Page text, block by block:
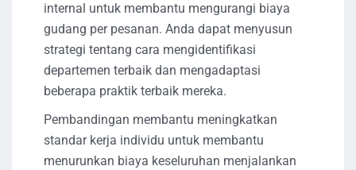
internal untuk membantu mengurangi biaya
gudang per pesanan. Anda dapat menyusun
strategi tentang cara mengidentifikasi
departemen terbaik dan mengadaptasi
beberapa praktik terbaik mereka.
Pembandingan membantu meningkatkan
standar kerja individu untuk membantu
menurunkan biaya keseluruhan menjalankan